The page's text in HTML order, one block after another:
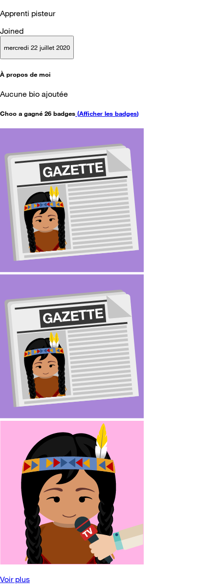
Apprenti pisteur
Joined
mercredi 22 juillet 2020
À propos de moi
Aucune bio ajoutée
Choo a gagné 26 badges (Afficher les badges)
Voir plus